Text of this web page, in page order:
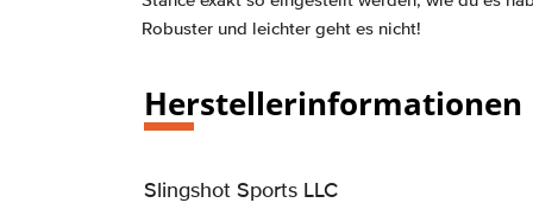
Robuster und leichter geht es nicht!
Herstellerinformationen
Slingshot Sports LLC